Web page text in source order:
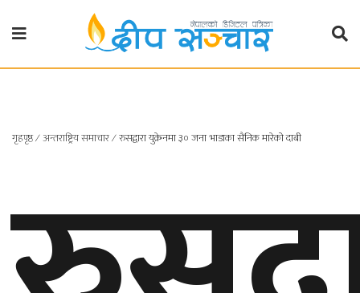
गृहपृष्ठ
प्रदेश
१
प्रदेश
२
गृहपृष्ठ∕अन्तराष्ट्रिय समाचार∕रुसद्वारा युक्रेनमा ३० जना भाडाका सैनिक मारेको दाबी